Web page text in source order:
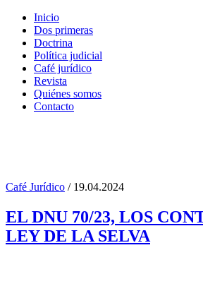
Inicio
Dos primeras
Doctrina
Política judicial
Café jurídico
Revista
Quiénes somos
Contacto
Author: tincho
Café Jurídico / 19.04.2024
EL DNU 70/23, LOS
LEY DE LA SELVA